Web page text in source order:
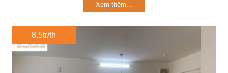
Xem thêm...
8.5tr/th